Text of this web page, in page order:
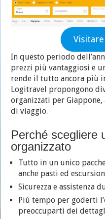
In questo periodo
prezzi più vantaggiosi e
rende il tutto ancora più
Logitravel propongono
organizzati per
di viaggio.
Perché scegliere
organizzato
Tutto in un unico
anche pasti ed
Sicurezza e assistenza
Più tempo per goderti
preoccuparti dei